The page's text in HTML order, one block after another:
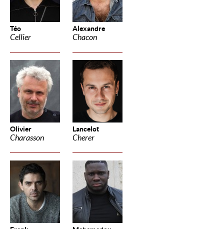
Téo
Cellier
Alexandre
Chacon
Olivier
Charasson
Lancelot
Cherer